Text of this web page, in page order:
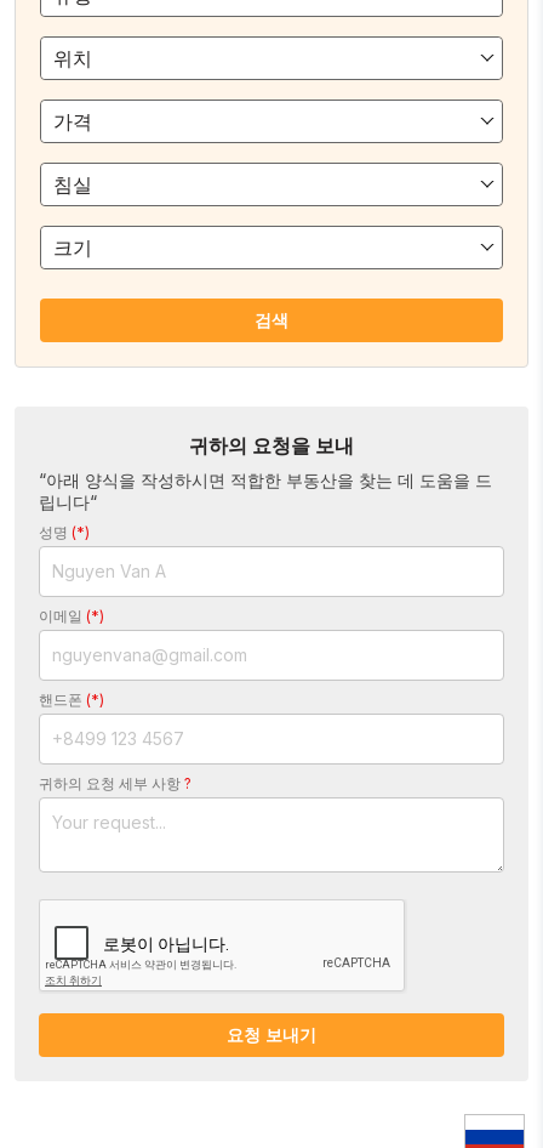
위치
가격
침실
크기
검색
귀하의 요청을 보내
“아래 양식을 작성하시면 적합한 부동산을 찾는 데 도움을 드
립니다“
성명 (*)
이메일 (*)
핸드폰 (*)
귀하의 요청 세부 사항 ?
요청 보내기